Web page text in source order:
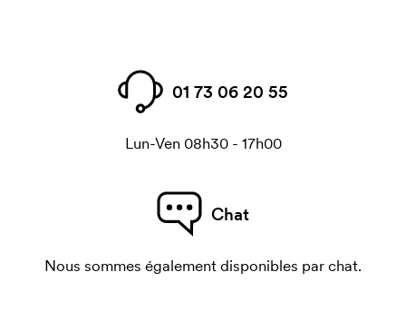
01 73 06 20 55
Lun-Ven 08h30 - 17h00
Chat
Nous sommes également disponibles par chat.